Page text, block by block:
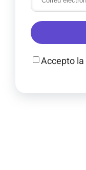
Accepto la